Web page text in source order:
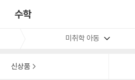
수학
미취학 아동
신상품